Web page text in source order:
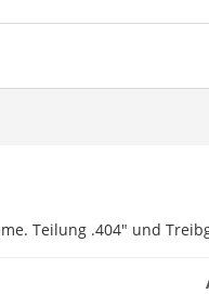
Teilung .404″ und